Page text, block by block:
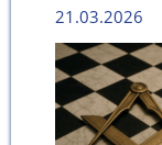
21.03.2026